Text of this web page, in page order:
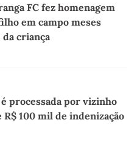
FC fez homenagem
em campo meses
criança
processada por vizinho
R$ 100 mil de indenização